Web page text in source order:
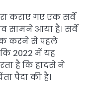
कराए गए एक सर्वे
सामने आया है। सर्वे
करने से पहले
2022 में यह
है कि हादसे ने
पैदा की है।